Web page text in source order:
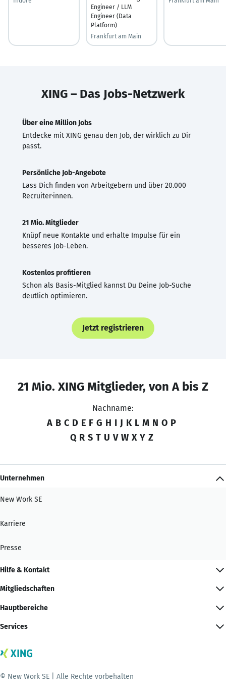
Engineer / LLM
Engineer (Data
Platform)
Frankfurt am Main
XING – Das Jobs-Netzwerk
Über eine Million Jobs
Entdecke mit XING genau den Job, der wirklich zu Dir
passt.
Persönliche Job-Angebote
Lass Dich finden von Arbeitgebern und über 20.000
Recruiter·innen.
21 Mio. Mitglieder
Knüpf neue Kontakte und erhalte Impulse für ein
besseres Job-Leben.
Kostenlos profitieren
Schon als Basis-Mitglied kannst Du Deine Job-Suche
deutlich optimieren.
Jetzt registrieren
21 Mio. XING Mitglieder, von A bis Z
Nachname:
A B C D E F G H I J K L M N O P
Q R S T U V W X Y Z
Unternehmen
New Work SE
Karriere
Presse
Hilfe & Kontakt
Mitgliedschaften
Hauptbereiche
Services
© New Work SE | Alle Rechte vorbehalten